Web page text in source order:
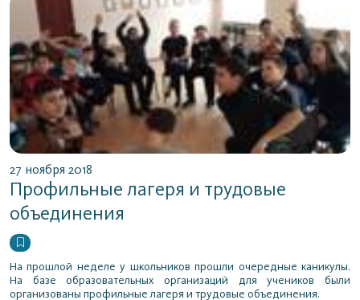
27 ноября 2018
Профильные лагеря и трудовые
объединения
На прошлой неделе у школьников прошли очередные каникулы.
На базе образовательных организаций для учеников были
организованы профильные лагеря и трудовые объединения.